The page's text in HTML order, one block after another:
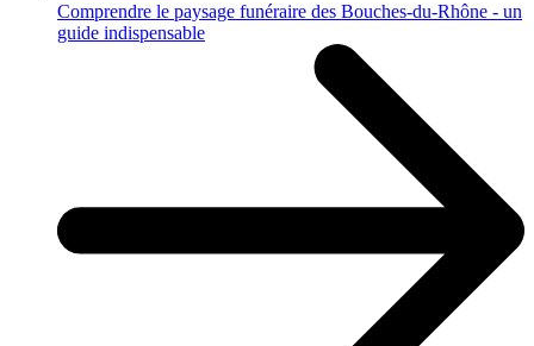
Comprendre le paysage funéraire des Bouches-du-Rhône - un
guide indispensable